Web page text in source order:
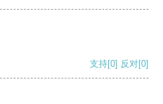
支持[0] 反对[0]